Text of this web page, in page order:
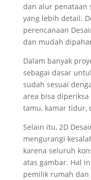
dan alur penataan
yang lebih detail.
perencanaan
dan mudah
Dalam banyak
sebagai dasar
sudah sesuai
area bisa
tamu, kamar tidur,
Selain itu, 2D
mengurangi
karena seluruh
atas gambar. Hal
pemilik rumah